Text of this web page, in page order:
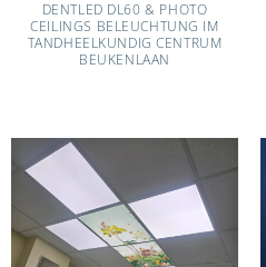
DENTLED DL60 & PHOTO
CEILINGS BELEUCHTUNG IM
TANDHEELKUNDIG CENTRUM
BEUKENLAAN